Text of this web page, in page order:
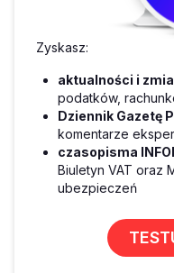
Zyskasz:
aktualności i
podatków,
Dziennik Gazetę
komentarze
czasopisma
Biuletyn VAT oraz
ubezpieczeń